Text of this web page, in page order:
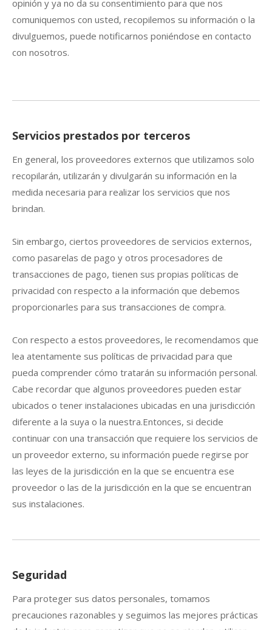
opinión y ya no da su consentimiento para que nos
comuniquemos con usted, recopilemos su información o la
divulguemos, puede notificarnos poniéndose en contacto
con nosotros.
Servicios prestados por terceros
En general, los proveedores externos que utilizamos solo
recopilarán, utilizarán y divulgarán su información en la
medida necesaria para realizar los servicios que nos
brindan.
Sin embargo, ciertos proveedores de servicios externos,
como pasarelas de pago y otros procesadores de
transacciones de pago, tienen sus propias políticas de
privacidad con respecto a la información que debemos
proporcionarles para sus transacciones de compra.
Con respecto a estos proveedores, le recomendamos que
lea atentamente sus políticas de privacidad para que
pueda comprender cómo tratarán su información personal.
Cabe recordar que algunos proveedores pueden estar
ubicados o tener instalaciones ubicadas en una jurisdicción
diferente a la suya o la nuestra.Entonces, si decide
continuar con una transacción que requiere los servicios de
un proveedor externo, su información puede regirse por
las leyes de la jurisdicción en la que se encuentra ese
proveedor o las de la jurisdicción en la que se encuentran
sus instalaciones.
Seguridad
Para proteger sus datos personales, tomamos
precauciones razonables y seguimos las mejores prácticas